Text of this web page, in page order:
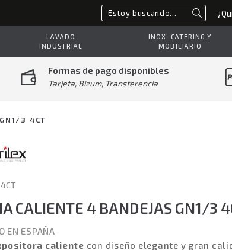
Buscar
LAVADO
INDUSTRIAL
INOX, CATERING Y
MOBILIARIO
Formas de pago disponibles
Tarjeta, Bizum, Transferencia
3 4CT
CALIENTE 4 BANDEJAS GN1/3
EN ESPAÑA
caliente con diseño elegante y gran